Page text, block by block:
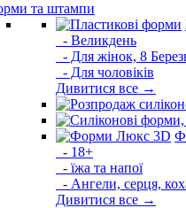
та штампи
- Великдень
- Для жінок, 8
- Для чоловіків
Дивитися все →
- 18+
- їжа та напої
- Ангели, серця,
Дивитися все →